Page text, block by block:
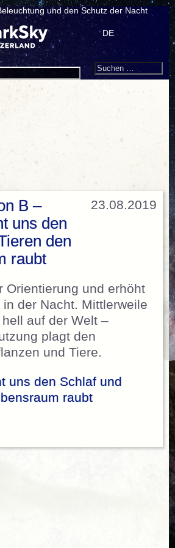
und den Schutz der Nacht
DE
Search
Suchen
23.08.2019
B –
uns den
den
raubt
Orientierung und erhöht
der Nacht. Mittlerweile
auf der Welt –
plagt den
und Tiere.
uns den Schlaf und
raubt